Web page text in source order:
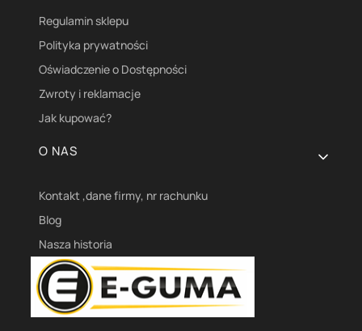
Regulamin sklepu
Polityka prywatności
Oświadczenie o Dostępności
Zwroty i reklamacje
Jak kupować?
O NAS
Kontakt ,dane firmy, nr rachunku
Blog
Nasza historia